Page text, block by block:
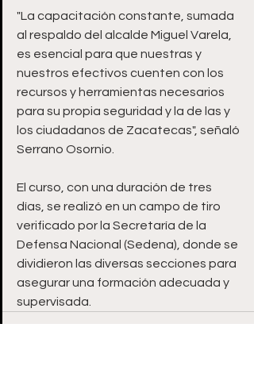
"La capacitación constante, sumada
al respaldo del alcalde Miguel Varela,
es esencial para que nuestras y
nuestros efectivos cuenten con los
recursos y herramientas necesarios
para su propia seguridad y la de las y
los ciudadanos de Zacatecas", señaló
Serrano Osornio.
El curso, con una duración de tres
días, se realizó en un campo de tiro
verificado por la Secretaría de la
Defensa Nacional (Sedena), donde se
dividieron las diversas secciones para
asegurar una formación adecuada y
supervisada.